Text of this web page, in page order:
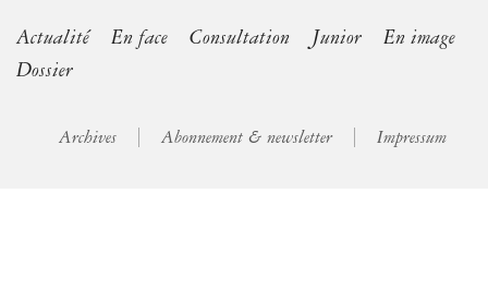
Actualité En face Consultation Junior
En image
Dossier
Archives Abonnement & newsletter Impressum